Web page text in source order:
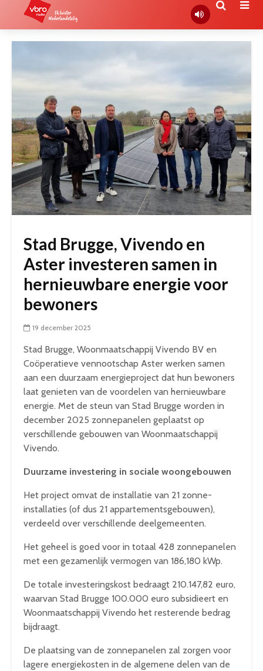
Stad Brugge, Vivendo en
Aster investeren samen in
hernieuwbare energie voor
bewoners
19 december 2025
Stad Brugge, Woonmaatschappij Vivendo BV en
Coöperatieve vennootschap Aster werken samen
aan een duurzaam energieproject dat hun bewoners
laat genieten van de voordelen van hernieuwbare
energie. Met de steun van Stad Brugge worden in
december 2025 zonnepanelen geplaatst op
verschillende gebouwen van Woonmaatschappij
Vivendo.
Duurzame investering in sociale woongebouwen
Het project omvat de installatie van 21 zonne-
installaties (of dus 21 appartementsgebouwen),
verdeeld over verschillende deelgemeenten.
Het geheel is goed voor in totaal 428 zonnepanelen
met een gezamenlijk vermogen van 186,180 kWp.
De totale investeringskost bedraagt 210.147,82 euro,
waarvan Stad Brugge 100.000 euro subsidieert en
Woonmaatschappij Vivendo het resterende bedrag
bijdraagt.
De plaatsing van de zonnepanelen zal zorgen voor
lagere energiekosten in de algemene delen van de